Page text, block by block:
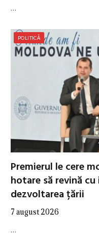
…
POLITICĂ
Premierul le cere
hotare să revină
dezvoltarea țării
7 august 2026
…